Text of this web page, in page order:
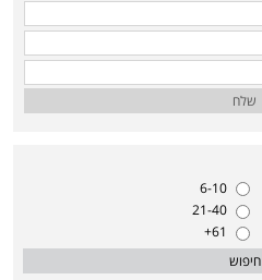
שלח
6-10
21-40
61+
חיפוש